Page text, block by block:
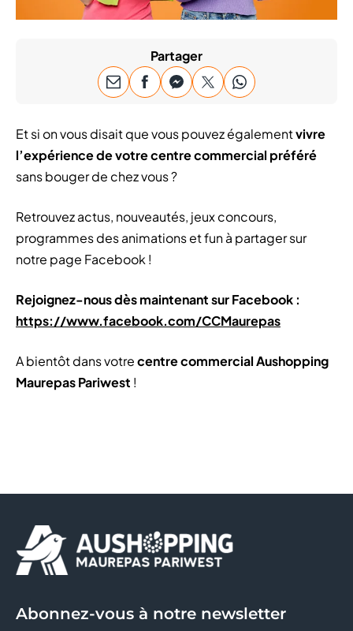
Partager
Et si on vous disait que vous pouvez égalementvivre
l’expérience de votre centre commercial préféré
sans bouger de chez vous ?
Retrouvez actus, nouveautés, jeux concours,
programmes des animations et fun à partager sur
notre page Facebook !
Rejoignez-nous dès maintenant sur Facebook :
https://www.facebook.com/CCMaurepas
A bientôt dans votrecentre commercial Aushopping
Maurepas Pariwest !
Abonnez-vous à notre newsletter